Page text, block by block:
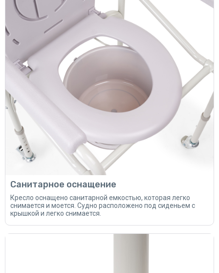
Санитарное оснащение
Кресло оснащено санитарной емкостью, которая легко
снимается и моется. Судно расположено под сиденьем с
крышкой и легко снимается.